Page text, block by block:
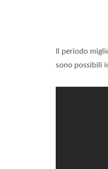
Il periodo
sono possibili